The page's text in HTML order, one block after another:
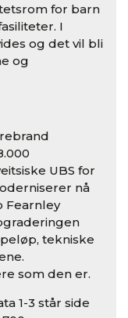
for barn
I
og det vil bli
og
UBS for
nå
Fearnley
tekniske
som den er.
1-3 står side